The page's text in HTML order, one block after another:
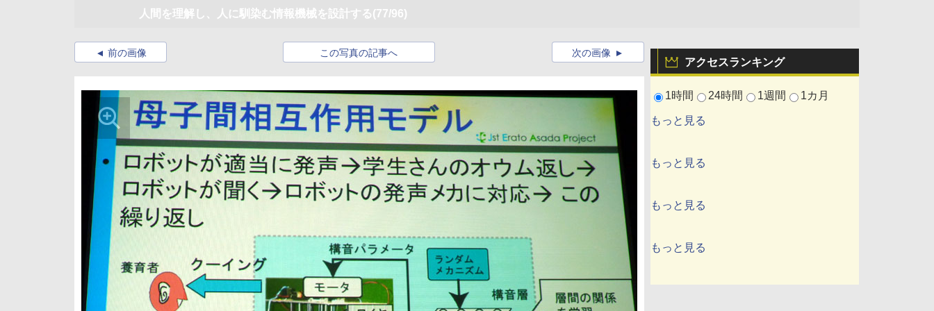
人間を理解し、人に馴染む情報機械を設計する(77/96)
アクセスランキング
1時間 24時間 1週間 1カ月
もっと見る
もっと見る
もっと見る
もっと見る
前の画像 この写真の記事へ 次の画像